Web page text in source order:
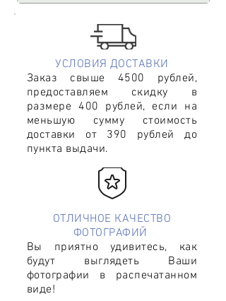
УСЛОВИЯ ДОСТАВКИ
Заказ свыше 4500 рублей,
предоставляем скидку в
размере 400 рублей, если на
меньшую сумму стоимость
доставки от 390 рублей до
пункта выдачи.
ОТЛИЧНОЕ КАЧЕСТВО
ФОТОГРАФИЙ
Вы приятно удивитесь, как
будут выглядеть Ваши
фотографии в распечатанном
виде!